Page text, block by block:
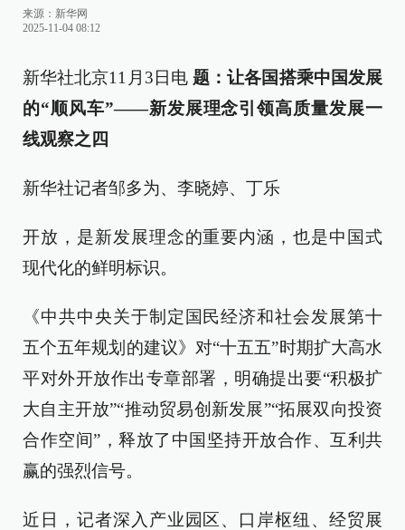
来源： 新华网
2025-11-04 08:12
新华社北京11月3日电 题：让各国搭乘中国发展
的“顺风车”——新发展理念引领高质量发展一
线观察之四
新华社记者邹多为、李晓婷、丁乐
开放，是新发展理念的重要内涵，也是中国式
现代化的鲜明标识。
《中共中央关于制定国民经济和社会发展第十
五个五年规划的建议》对“十五五”时期扩大高水
平对外开放作出专章部署，明确提出要“积极扩
大自主开放”“推动贸易创新发展”“拓展双向投资
合作空间”，释放了中国坚持开放合作、互利共
赢的强烈信号。
近日，记者深入产业园区、口岸枢纽、经贸展